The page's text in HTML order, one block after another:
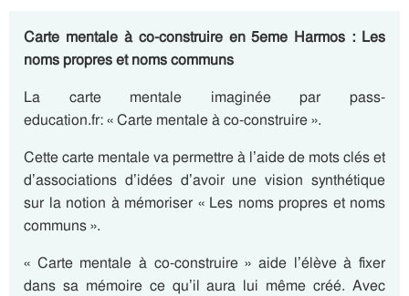
Carte mentale à co-construire en 5eme Harmos : Les
noms propres et noms communs
La carte mentale imaginée par pass-
education.fr: « Carte mentale à co-construire ».
Cette carte mentale va permettre à l’aide de mots clés et
d’associations d’idées d’avoir une vision synthétique
sur la notion à mémoriser « Les noms propres et noms
communs ».
« Carte mentale à co-construire » aide l’élève à fixer
dans sa mémoire ce qu’il aura lui même créé. Avec